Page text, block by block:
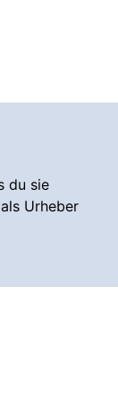
du sie
Urheber